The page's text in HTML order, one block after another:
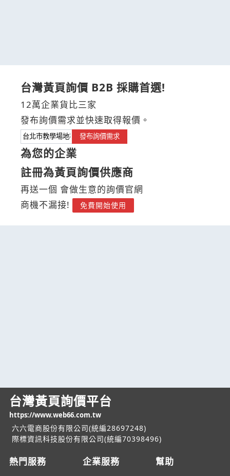
台灣黃頁詢價 B2B 採購首選!
12萬企業貨比三家
發布詢價需求並快速取得報價。
發布詢價需求
為您的企業
註冊為黃頁詢價供應商
再送一個 會做生意的詢價官網
商機不漏接!
免費開始使用
台灣黃頁詢價平台
https://www.web66.com.tw
六六電商股份有限公司(統編28697248)
際標資訊科技股份有限公司(統編70398496)
熱門服務 企業服務 幫助